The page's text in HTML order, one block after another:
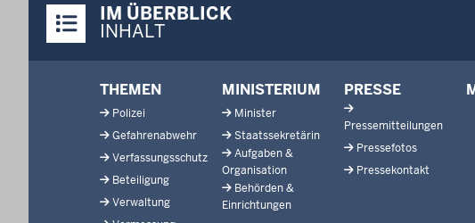
Inhalte
IM ÜBERBLICK
INHALT
THEMEN
Polizei
Gefahrenabwehr
Verfassungsschutz
Beteiligung
Verwaltung
MINISTERIUM
Minister
Staatssekretärin
Aufgaben &
Organisation
Behörden &
Einrichtungen
PRESSE
Pressemitteilungen
Pressefotos
Pressekontakt